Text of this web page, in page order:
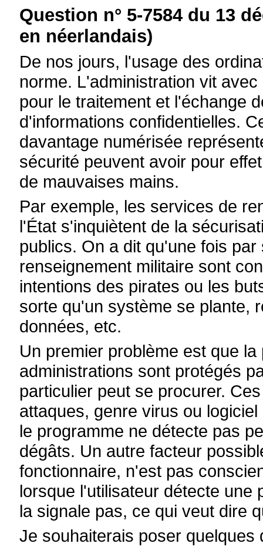
Question n° 5-7584 du 13
en néerlandais)
De nos jours, l'usage des
norme. L'administration vit
pour le traitement et l'échange
d'informations confidentielles.
davantage numérisée
sécurité peuvent avoir pour
de mauvaises mains.
Par exemple, les services de
l'État s'inquiètent de la
publics. On a dit qu'une fois
renseignement militaire sont
intentions des pirates ou les
sorte qu'un système se plante,
données, etc.
Un premier problème est que
administrations sont protégés
particulier peut se procurer.
attaques, genre virus ou
le programme ne détecte pas
dégâts. Un autre facteur
fonctionnaire, n'est pas
lorsque l'utilisateur détecte une
la signale pas, ce qui veut dire
Je souhaiterais poser quelques